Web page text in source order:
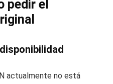
pedir el
actualmente no está